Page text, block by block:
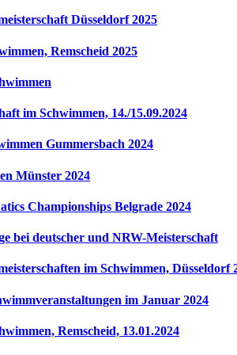
Düsseldorf 2025
Remscheid 2025
im Schwimmen, 14./15.09.2024
Gummersbach 2024
Münster 2024
Championships Belgrade 2024
bei deutscher und NRW-Meisterschaft
im Schwimmen, Düsseldorf
im Januar 2024
Remscheid, 13.01.2024